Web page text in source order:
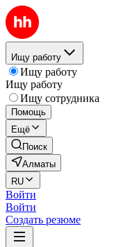
Ищу работу
Ищу работу
Ищу работу
Ищу сотрудника
Помощь
Ещё
Поиск
Алматы
RU
Войти
Войти
Создать резюме